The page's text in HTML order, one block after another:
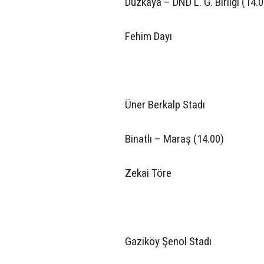
Fehim Dayı
Üner Berkalp Stadı
Binatlı – Maraş (14.00)
Zekai Töre
Gaziköy Şenol Stadı